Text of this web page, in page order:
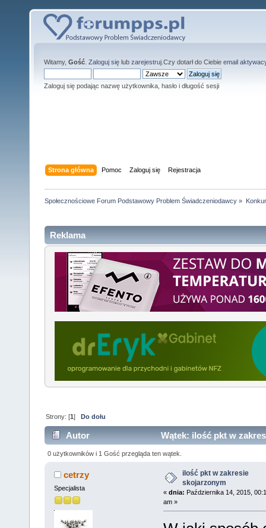
Witamy, Gość Zaloguj się lub zarejestruj .Czy dotarł do Ciebie email
Zaloguj się podając nazwę użytkownika, hasło i długość sesji
Strona główna Pomoc Zaloguj się Rejestracja
Społecznościowe Forum Podstawowy Problem Świadczeniodawcy »
Reklama
Strony: [1] Do dołu
Autor
Wątek: ilość pkt w
20736 razy)
0 użytkowników i 1 Gość przegląda ten wątek.
cetrzy
Specjalista
ilość pkt w zakresie
skojarzonym
« dnia: Października 14, 2015,
am »